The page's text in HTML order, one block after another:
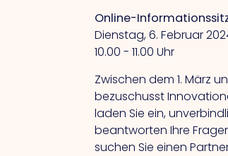
Online-
Dienstag, 6. Februar
10.00 - 11.00 Uhr
Zwischen dem 1. März
bezuschusst
laden Sie ein,
beantworten Ihre
suchen Sie einen